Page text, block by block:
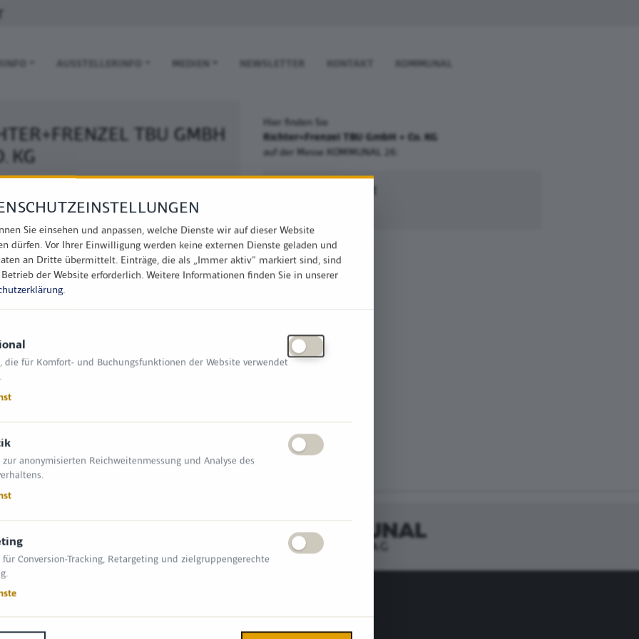
NAVIGATION
AUSSTELLERINFO MEDIEN NEWSLETTER KONTAKT KOMMUNAL
TBU GMBH
KG
2
tbu.de
tbu.de
36203 56-480
ist ein seit Jahrzehnten etablierter
Unsere 24 strategisch platzierten
und schnelle Lösungen –
Gruppe.
Hier finden Sie
Richter+Frenzel TBU GmbH + Co. KG
auf der Messe KOMMUNAL 26:
Messehalle Erfurt
Sie einsehen und anpassen, welche Dienste wir auf dieser Website
dürfen. Vor Ihrer Einwilligung werden keine externen Dienste geladen und
an Dritte übermittelt. Einträge, die als „Immer aktiv" markiert sind, sind
der Website erforderlich. Weitere Informationen finden Sie in unserer
.
die für Komfort- und Buchungsfunktionen der Website verwendet
zur anonymisierten Reichweitenmessung und Analyse des
für Conversion-Tracking, Retargeting und zielgruppengerechte